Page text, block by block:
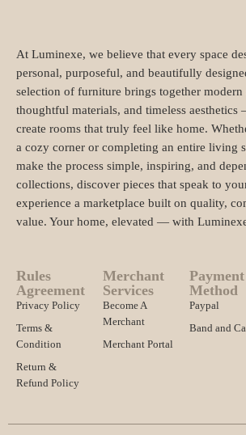
At Luminexe, we believe that every space
personal, purposeful, and beautifully
selection of furniture brings together modern
thoughtful materials, and timeless
create rooms that truly feel like home.
a cozy corner or completing an entire living
make the process simple, inspiring, and
collections, discover pieces that speak to
experience a marketplace built on quality,
value. Your home, elevated — with
Rules
Agreement
Privacy Policy
Terms &
Condition
Return &
Refund Policy
Merchant
Services
Become A
Merchant
Merchant Portal
Payment
Method
Paypal
Band and